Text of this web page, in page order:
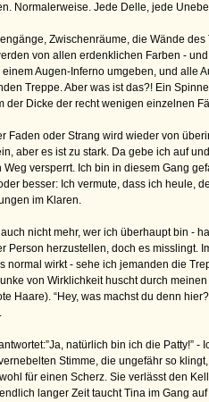
Normalerweise. Jede Delle, jede
Zwischenräume, die Wände
von allen erdenklichen Farben -
einem Augen-Inferno umgeben, und alle
Treppe. Aber was ist das?! Ein
der Dicke der recht wenigen einzelnen
Faden oder Strang wird wieder von
aber es ist zu stark. Da gebe ich auf
Weg versperrt. Ich bin in diesem Gang
besser: Ich vermute, dass ich heule,
im Klaren.
auch nicht mehr, wer ich überhaupt bin -
Person herzustellen, doch es misslingt.
normal wirkt - sehe ich jemanden die
von Wirklichkeit huscht durch
Haare). “Hey, was machst du denn
natürlich bin ich die Patty!”
Stimme, die ungefähr so
für einen Scherz. Sie verlässt den
langer Zeit taucht Tina im Gang